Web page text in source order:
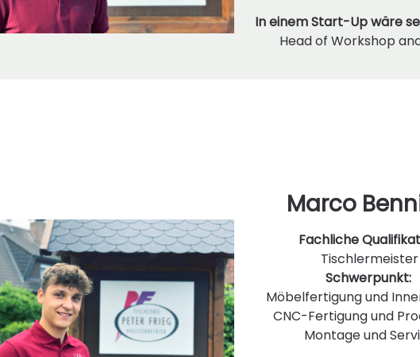
In einem Start-Up wäre
Head of Workshop
Marco
Fachliche
Tischlermeister
Schwerpunkt:
Möbelfertigung und
CNC-Fertigung und
Montage und